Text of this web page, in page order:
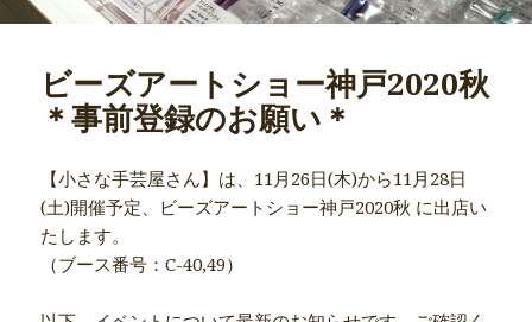
ビーズアートショー神戸2020秋
＊事前登録のお願い＊
【小さな手芸屋さん】は、11月26日(木)から11月28日
(土)開催予定、ビーズアートショー神戸2020秋 に出店い
たします。
（ブース番号：C-40,49）